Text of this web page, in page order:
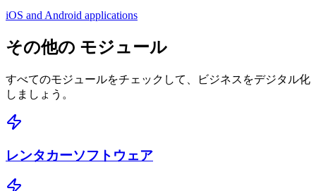
iOS and Android applications
その他の モジュール
すべてのモジュールをチェックして、ビジネスをデジタル化
しましょう。
レンタカーソフトウェア